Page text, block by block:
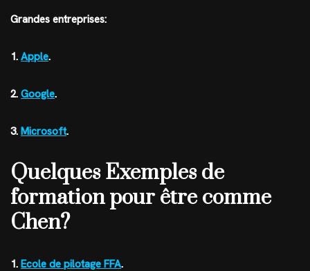
Grandes entreprises:
1. Apple.
2. Google.
3. Microsoft.
Quelques Exemples de
formation pour être comme
Chen?
1. Ecole de pilotage FFA.